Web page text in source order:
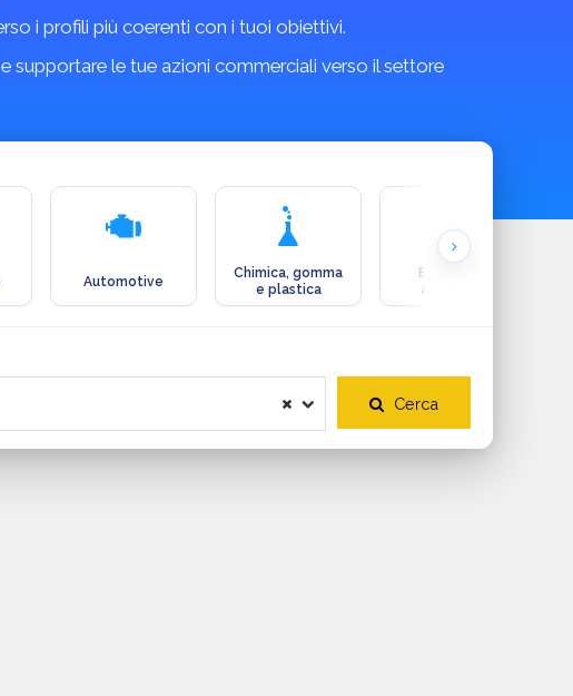
i profili più coerenti con i tuoi obiettivi.
supportare le tue azioni commerciali verso il settore
Automotive
Chimica, gomma
e plastica
Ecologia e
ambiente
Cerca